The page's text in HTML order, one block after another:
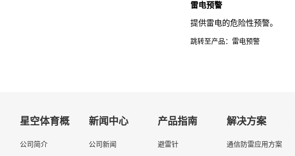
雷电预警
提供雷电的危险性预警。
跳转至产品：雷电预警
星空体育概
况
公司简介
新闻中心
公司新闻
产品指南
避雷针
解决方案
通信防雷应用方案